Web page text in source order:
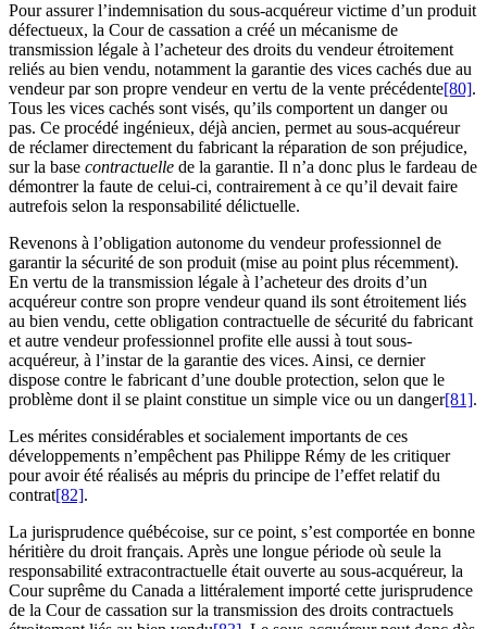
Pour assurer l’indemnisation du sous-acquéreur victime d’un produit
défectueux, la Cour de cassation a créé un mécanisme de
transmission légale à l’acheteur des droits du vendeur étroitement
reliés au bien vendu, notamment la garantie des vices cachés due au
vendeur par son propre vendeur en vertu de la vente précédente[80].
Tous les vices cachés sont visés, qu’ils comportent un danger ou
pas. Ce procédé ingénieux, déjà ancien, permet au sous-acquéreur
de réclamer directement du fabricant la réparation de son préjudice,
sur la base contractuelle de la garantie. Il n’a donc plus le fardeau de
démontrer la faute de celui-ci, contrairement à ce qu’il devait faire
autrefois selon la responsabilité délictuelle.
Revenons à l’obligation autonome du vendeur professionnel de
garantir la sécurité de son produit (mise au point plus récemment).
En vertu de la transmission légale à l’acheteur des droits d’un
acquéreur contre son propre vendeur quand ils sont étroitement liés
au bien vendu, cette obligation contractuelle de sécurité du fabricant
et autre vendeur professionnel profite elle aussi à tout sous-
acquéreur, à l’instar de la garantie des vices. Ainsi, ce dernier
dispose contre le fabricant d’une double protection, selon que le
problème dont il se plaint constitue un simple vice ou un danger[81].
Les mérites considérables et socialement importants de ces
développements n’empêchent pas Philippe Rémy de les critiquer
pour avoir été réalisés au mépris du principe de l’effet relatif du
contrat[82].
La jurisprudence québécoise, sur ce point, s’est comportée en bonne
héritière du droit français. Après une longue période où seule la
responsabilité extracontractuelle était ouverte au sous-acquéreur, la
Cour suprême du Canada a littéralement importé cette jurisprudence
de la Cour de cassation sur la transmission des droits contractuels